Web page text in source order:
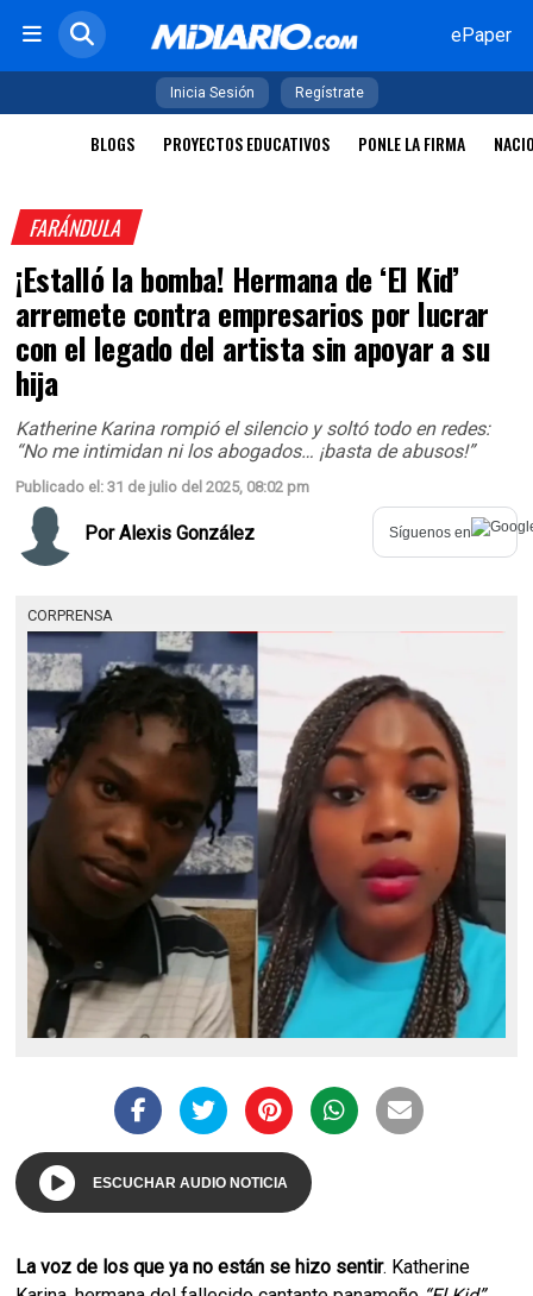
ePaper
Inicia Sesión Regístrate
BLOGS PROYECTOS EDUCATIVOS PONLE LA FIRMA
FARÁNDULA
¡Estalló la bomba! Hermana de ‘El Kid’
arremete contra empresarios por lucrar
con el legado del artista sin apoyar a su
hija
Katherine Karina rompió el silencio y soltó todo en redes:
“No me intimidan ni los abogados… ¡basta de abusos!”
Publicado el: 31 de julio del 2025, 08:02 pm
PorAlexis González Síguenos en
CORPRENSA
ESCUCHAR AUDIO NOTICIA
La voz de los que ya no están se hizo sentir. Katherine